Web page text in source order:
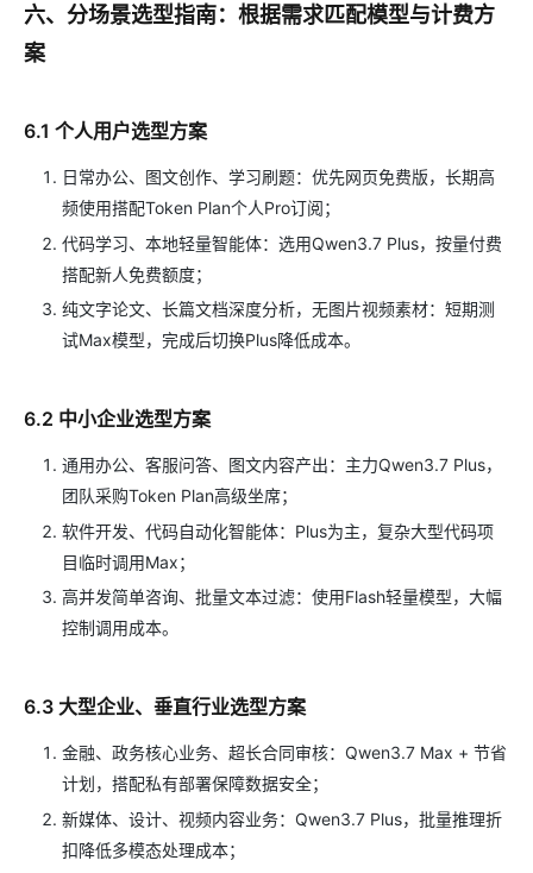
六、分场景选型指南：根据需求匹配模型与计费方
案
6.1 个人用户选型方案
日常办公、图文创作、学习刷题：优先网页免费版，长期高
频使用搭配Token Plan个人Pro订阅；
代码学习、本地轻量智能体：选用Qwen3.7 Plus，按量付费
搭配新人免费额度；
纯文字论文、长篇文档深度分析，无图片视频素材：短期测
试Max模型，完成后切换Plus降低成本。
6.2 中小企业选型方案
通用办公、客服问答、图文内容产出：主力Qwen3.7 Plus，
团队采购Token Plan高级坐席；
软件开发、代码自动化智能体：Plus为主，复杂大型代码项
目临时调用Max；
高并发简单咨询、批量文本过滤：使用Flash轻量模型，大幅
控制调用成本。
6.3 大型企业、垂直行业选型方案
金融、政务核心业务、超长合同审核：Qwen3.7 Max + 节省
计划，搭配私有部署保障数据安全；
新媒体、设计、视频内容业务：Qwen3.7 Plus，批量推理折
扣降低多模态处理成本；